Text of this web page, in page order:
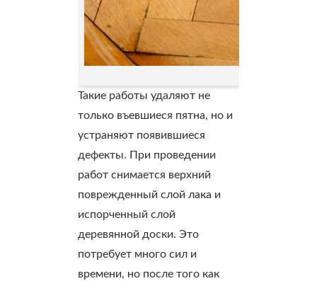
Такие работы удаляют не
только въевшиеся пятна, но и
устраняют появившиеся
дефекты. При проведении
работ снимается верхний
поврежденный слой лака и
испорченный слой
деревянной доски. Это
потребует много сил и
времени, но после того как